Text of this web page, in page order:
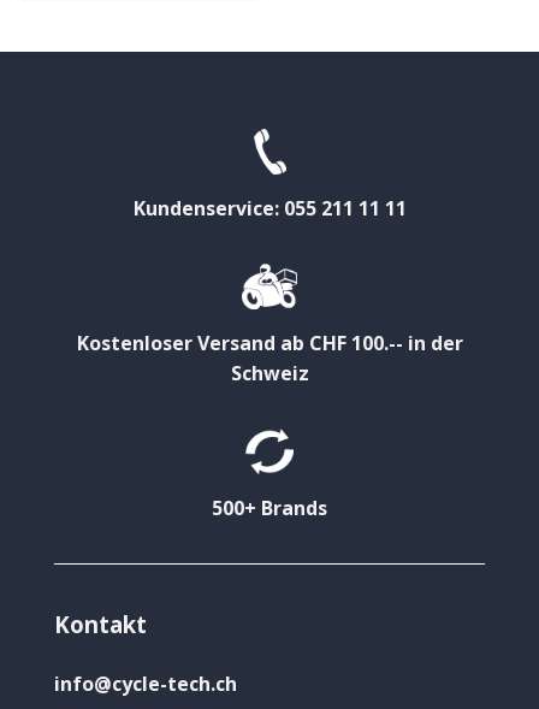
Kundenservice: 055 211 11 11
Kostenloser Versand ab CHF 100.-- in der
Schweiz
500+ Brands
Kontakt
info@cycle-tech.ch